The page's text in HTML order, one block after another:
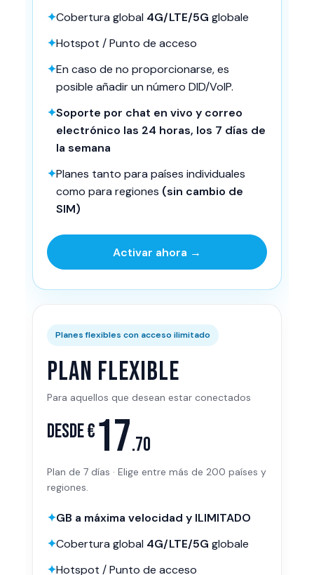
✦Cobertura global 4G/LTE/5G globale
✦Hotspot / Punto de acceso
✦En caso de no proporcionarse, es
posible añadir un número DID/VoIP.
✦Soporte por chat en vivo y correo
electrónico las 24 horas, los 7 días de
la semana
✦Planes tanto para países individuales
como para regiones (sin cambio de
SIM)
Activar ahora →
Planes flexibles con acceso ilimitado
Plan flexible
Para aquellos que desean estar conectados
Desde €17.70
Plan de 7 días · Elige entre más de 200 países y
regiones.
✦GB a máxima velocidad y ILIMITADO
✦Cobertura global 4G/LTE/5G globale
✦Hotspot / Punto de acceso